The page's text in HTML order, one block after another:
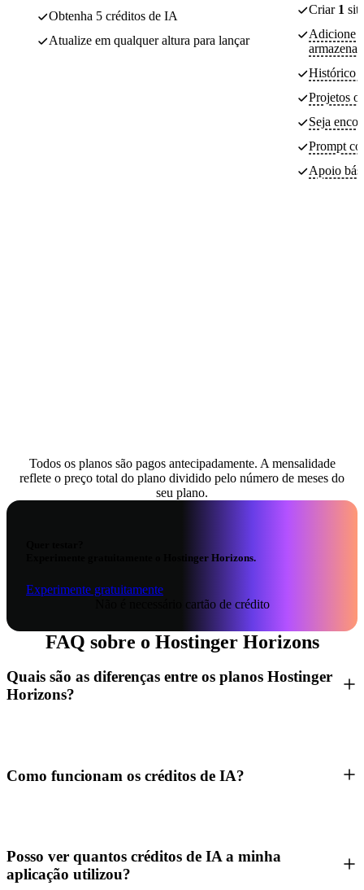
Obtenha 5 créditos de IA
Atualize em qualquer altura para lançar
Criar 1 site
Adicione
Histórico
Projetos
Seja
Prompt
Apoio
Todos os planos são pagos antecipadamente. A mensalidade
reflete o preço total do plano dividido pelo número de meses do
seu plano.
Experimente gratuitamente o Hostinger Horizons.
Experimente gratuitamente
Não é necessário cartão de crédito
FAQ sobre o Hostinger Horizons
Quais são as diferenças entre os planos Hostinger
Horizons?
Como funcionam os créditos de IA?
Posso ver quantos créditos de IA a minha
aplicação utilizou?